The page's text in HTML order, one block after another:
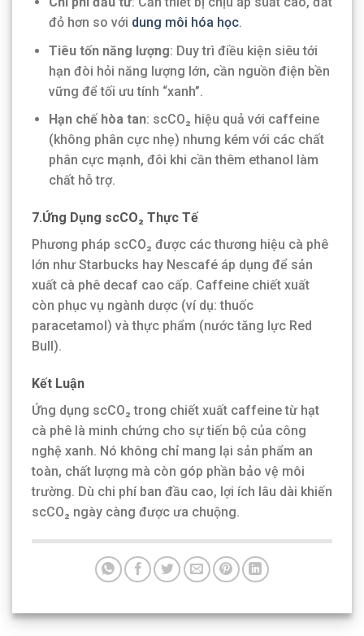
đỏ hơn so với dung môi hóa học.
Tiêu tốn năng lượng: Duy trì điều kiện siêu tới
hạn đòi hỏi năng lượng lớn, cần nguồn điện bền
vững để tối ưu tính “xanh”.
Hạn chế hòa tan: scCO₂ hiệu quả với caffeine
(không phân cực nhẹ) nhưng kém với các chất
phân cực mạnh, đôi khi cần thêm ethanol làm
chất hỗ trợ.
7.Ứng Dụng scCO₂ Thực Tế
Phương pháp scCO₂ được các thương hiệu cà phê
lớn như Starbucks hay Nescafé áp dụng để sản
xuất cà phê decaf cao cấp. Caffeine chiết xuất
còn phục vụ ngành dược (ví dụ: thuốc
paracetamol) và thực phẩm (nước tăng lực Red
Bull).
Kết Luận
Ứng dụng scCO₂ trong chiết xuất caffeine từ hạt
cà phê là minh chứng cho sự tiến bộ của công
nghệ xanh. Nó không chỉ mang lại sản phẩm an
toàn, chất lượng mà còn góp phần bảo vệ môi
trường. Dù chi phí ban đầu cao, lợi ích lâu dài khiến
scCO₂ ngày càng được ưa chuộng.